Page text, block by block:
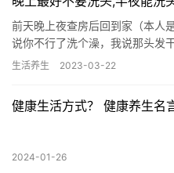
前天晚上夜查房后回到家（本人
说你不行了洗个澡，我说那头发
机吹干啊。听了他的话，我就去
生活养生 2023-03-22
健康生活方式？ 健康养生名
2024-01-26